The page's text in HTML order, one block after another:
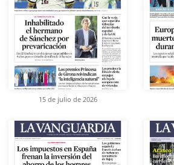
15 de julio de 2026